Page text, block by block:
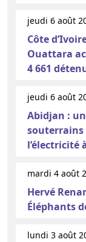
jeudi 6 août
Côte
Ouattara
4 661
jeudi 6 août
Abidjan :
l’électricité
mardi 4 août
Hervé
Éléphants
lundi 3 août